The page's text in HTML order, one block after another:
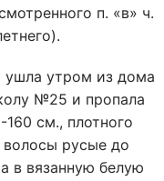
п. «в» ч.
ушла утром из дома
№25 и пропала
см., плотного
волосы русые до
в вязанную белую